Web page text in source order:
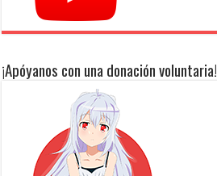
¡Apóyanos con una donación voluntaria!